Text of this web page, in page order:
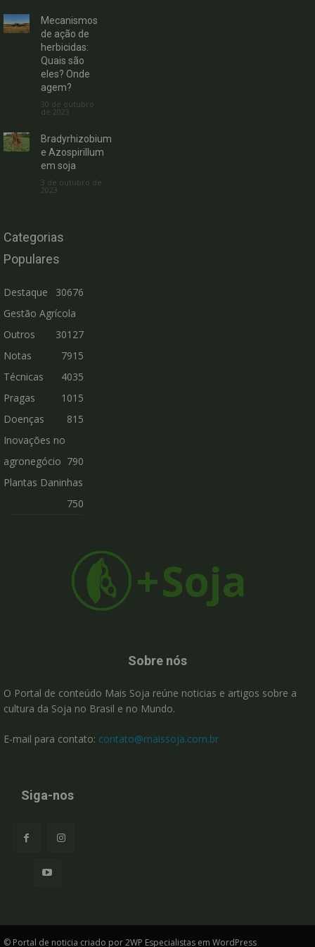
Mecanismos
de ação de
herbicidas:
Quais são
eles? Onde
agem?
30 de outubro
de 2023
Bradyrhizobium
e Azospirillum
em soja
3 de outubro de
2023
Categorias
Populares
Destaque
30676
Gestão Agrícola
30127
Outros
7915
Notas
Técnicas
4035
Pragas
1015
Doenças
815
Inovações no
agronegócio 790
Plantas Daninhas
750
Sobre nós
O Portal de conteúdo Mais Soja reúne noticias e artigos sobre a
cultura da Soja no Brasil e no Mundo.
E-mail para contato: contato@maissoja.com.br
Siga-nos
© Portal de noticia criado por 2WP Especialistas em WordPress